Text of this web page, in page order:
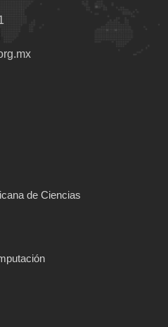
de Ciencias